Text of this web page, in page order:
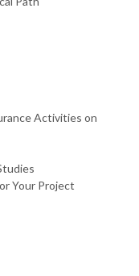
Activities on
Your Project